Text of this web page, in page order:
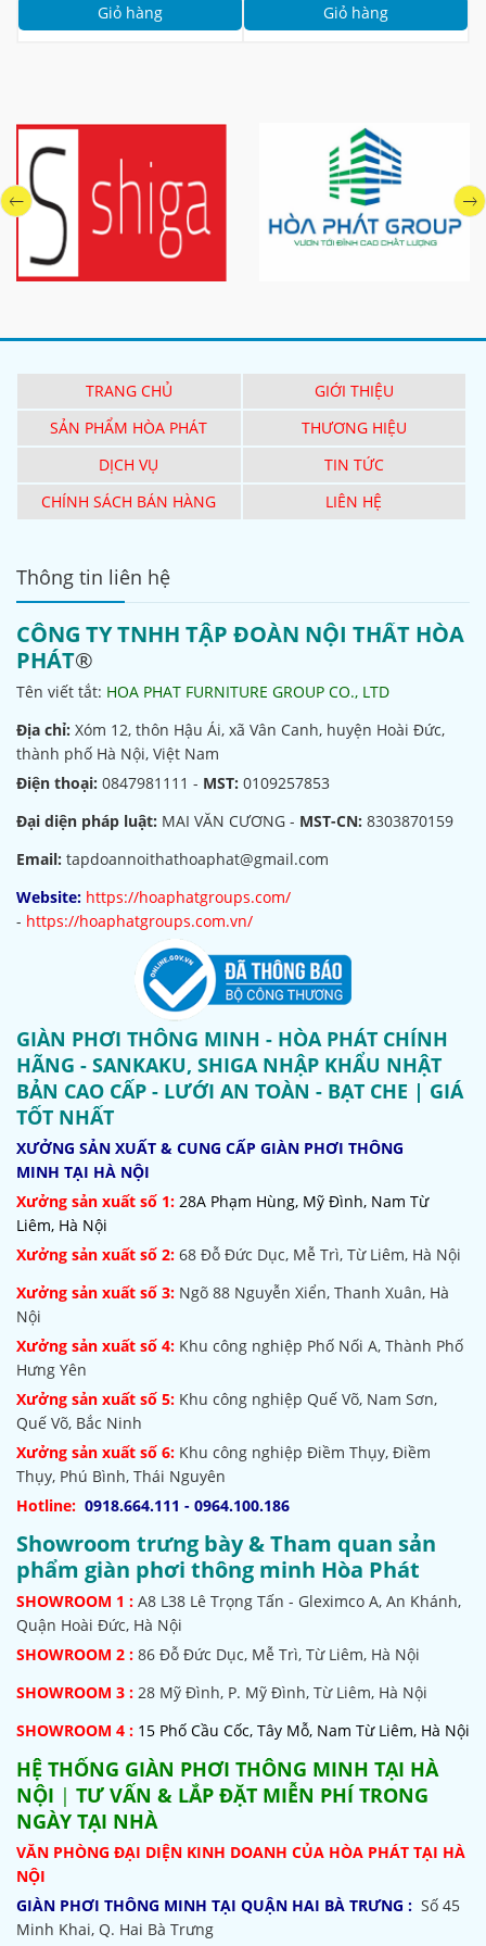
Giỏ hàng Giỏ hàng
TRANG CHỦ
GIỚI THIỆU
SẢN PHẨM HÒA PHÁT
THƯƠNG HIỆU
DỊCH VỤ
TIN TỨC
CHÍNH SÁCH BÁN HÀNG
LIÊN HỆ
Thông tin liên hệ
CÔNG TY TNHH TẬP ĐOÀN NỘI THẤT HÒA
PHÁT®
Tên viết tắt: HOA PHAT FURNITURE GROUP CO., LTD
Địa chỉ: Xóm 12, thôn Hậu Ái, xã Vân Canh, huyện Hoài Đức,
thành phố Hà Nội, Việt Nam
Điện thoại: 0847981111 - MST: 0109257853
Đại diện pháp luật: MAI VĂN CƯƠNG - MST-CN: 8303870159
Email: tapdoannoithathoaphat@gmail.com
Website: https://hoaphatgroups.com/
- https://hoaphatgroups.com.vn/
GIÀN PHƠI THÔNG MINH - HÒA PHÁT CHÍNH
HÃNG - SANKAKU, SHIGA NHẬP KHẨU NHẬT
BẢN CAO CẤP - LƯỚI AN TOÀN - BẠT CHE | GIÁ
TỐT NHẤT
XƯỞNG SẢN XUẤT & CUNG CẤP GIÀN PHƠI THÔNG
MINH TẠI HÀ NỘI
Xưởng sản xuất số 1: 28A Phạm Hùng, Mỹ Đình, Nam Từ
Liêm, Hà Nội
Xưởng sản xuất số 2: 68 Đỗ Đức Dục, Mễ Trì, Từ Liêm, Hà Nội
Xưởng sản xuất số 3: Ngõ 88 Nguyễn Xiển, Thanh Xuân, Hà
Nội
Xưởng sản xuất số 4: Khu công nghiệp Phố Nối A, Thành Phố
Hưng Yên
Xưởng sản xuất số 5: Khu công nghiệp Quế Võ, Nam Sơn,
Quế Võ, Bắc Ninh
Xưởng sản xuất số 6: Khu công nghiệp Điềm Thụy, Điềm
Thụy, Phú Bình, Thái Nguyên
Hotline: 0918.664.111 - 0964.100.186
Showroom trưng bày & Tham quan sản
phẩm giàn phơi thông minh Hòa Phát
SHOWROOM 1 : A8 L38 Lê Trọng Tấn - Gleximco A, An Khánh,
Quận Hoài Đức, Hà Nội
SHOWROOM 2 : 86 Đỗ Đức Dục, Mễ Trì, Từ Liêm, Hà Nội
SHOWROOM 3 : 28 Mỹ Đình, P. Mỹ Đình, Từ Liêm, Hà Nội
SHOWROOM 4 : 15 Phố Cầu Cốc, Tây Mỗ, Nam Từ Liêm, Hà Nội
HỆ THỐNG GIÀN PHƠI THÔNG MINH TẠI HÀ
NỘI | TƯ VẤN & LẮP ĐẶT MIỄN PHÍ TRONG
NGÀY TẠI NHÀ
VĂN PHÒNG ĐẠI DIỆN KINH DOANH CỦA HÒA PHÁT TẠI HÀ
NỘI
GIÀN PHƠI THÔNG MINH TẠI QUẬN HAI BÀ TRƯNG : Số 45
Minh Khai, Q. Hai Bà Trưng